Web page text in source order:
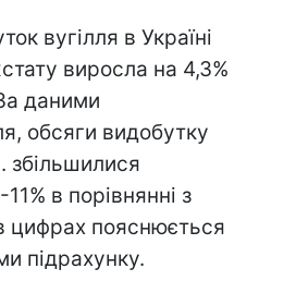
вугілля в Україні
виросла на 4,3%
даними
обсяги видобутку
збільшилися
в порівнянні з
цифрах пояснюється
підрахунку.